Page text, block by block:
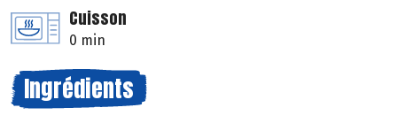
Cuisson
0 min
Ingrédients